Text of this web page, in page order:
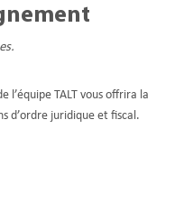
l’équipe TALT vous offrira la
d’ordre juridique et fiscal.